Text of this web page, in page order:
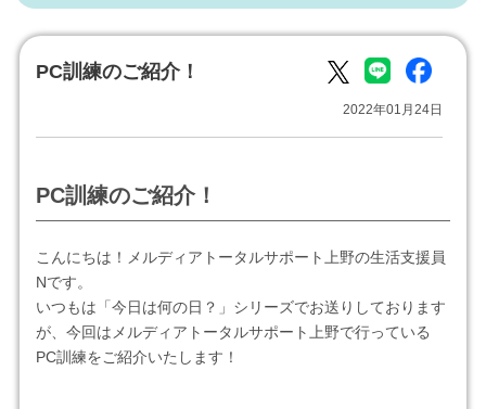
PC訓練のご紹介！
2022年01月24日
PC訓練のご紹介！
こんにちは！メルディアトータルサポート上野の生活支援員
Nです。
いつもは「今日は何の日？」シリーズでお送りしております
が、今回はメルディアトータルサポート上野で行っている
PC訓練をご紹介いたします！